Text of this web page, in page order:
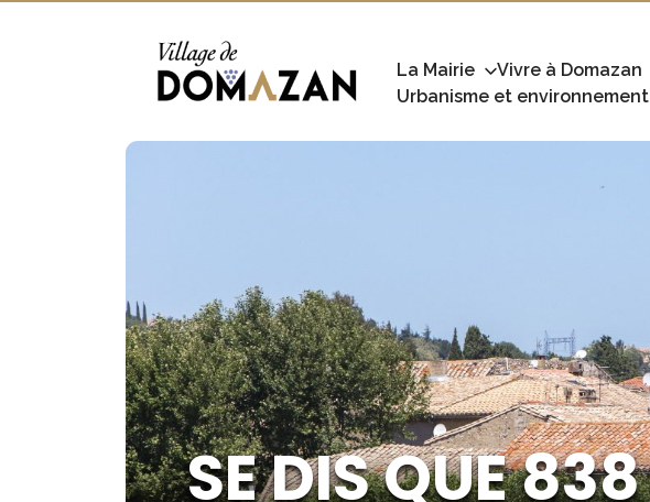
La Mairie Vivre à Domazan
Urbanisme et environnement
SE DIS QUE 838